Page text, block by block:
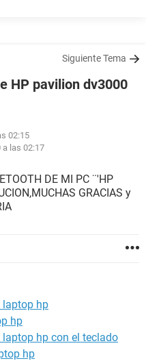
Siguiente Tema
HP pavilion dv3000
02:15
a las 02:17
DE MI PC ¨'HP
GRACIAS y
laptop hp
hp
hp con el teclado
hp